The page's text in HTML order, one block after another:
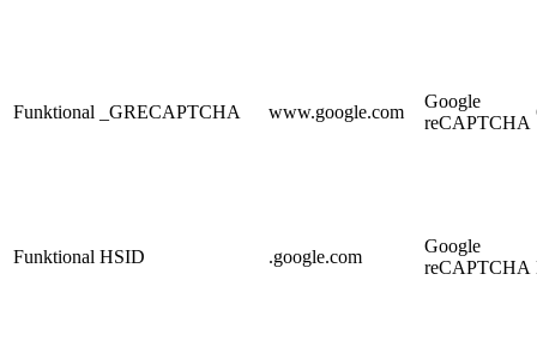
Funktional _GRECAPTCHA www.google.com
Google
reCAPTCHA
Funktional HSID .google.com
Google
reCAPTCHA